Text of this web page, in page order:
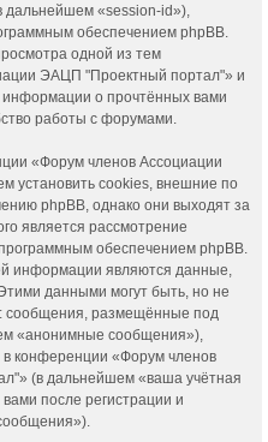
дальнейшем «session-id»),
обеспечением phpBB.
одной из тем
ЭАЦП "Проектный портал"» и
информации о прочтённых вами
работы с форумами.
«Форум членов Ассоциации
установить cookies, внешние по
phpBB, однако они выходят за
является рассмотрение
обеспечением phpBB.
информации являются данные,
данными могут быть, но не
сообщения, размещённые под
«анонимные сообщения»),
конференции «Форум членов
(в дальнейшем «ваша учётная
после регистрации и